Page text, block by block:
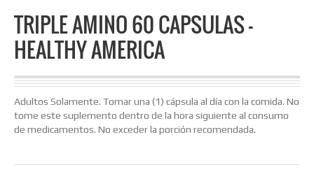
TRIPLE AMINO 60 CAPSULAS –
HEALTHY AMERICA
Adultos Solamente. Tomar una (1) cápsula al día con la comida. No
tome este suplemento dentro de la hora siguiente al consumo
de medicamentos. No exceder la porción recomendada.